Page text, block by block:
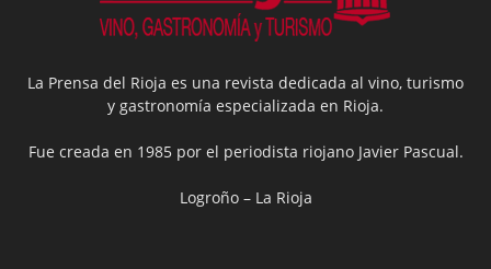
La Prensa del Rioja es una revista dedicada al vino, turismo
y gastronomía especializada en Rioja.
Fue creada en 1985 por el periodista riojano Javier Pascual.
Logroño – La Rioja